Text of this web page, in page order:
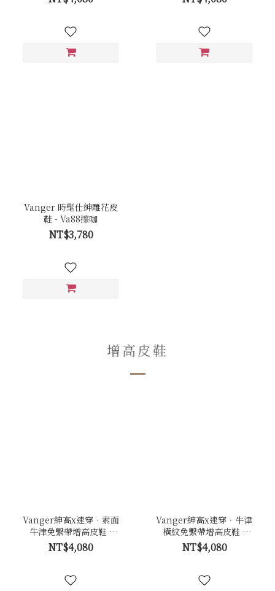
Vanger 時髦仕紳雕花皮
鞋 - Va88擦咖
NT$3,780
增高皮鞋
Vanger紳高x速穿．素面
牛津免繫帶增高皮鞋 -
Va294黑
NT$4,080
Vanger紳高x速穿．牛津
橫紋免繫帶增高皮鞋 -
Va289咖
NT$4,080